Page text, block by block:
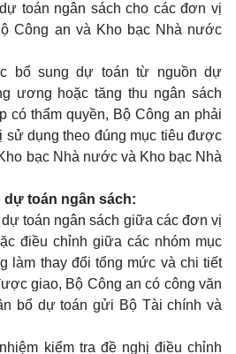
toán ngân sách cho các đơn vị
Công an và Kho bạc Nhà nước
bổ sung dự toán từ nguồn dự
ương hoặc tăng thu ngân sách
có thẩm quyền, Bộ Công an phải
sử dụng theo đúng mục tiêu được
bạc Nhà nước và Kho bạc Nhà
toán ngân sách:
toán ngân sách giữa các đơn vị
điều chỉnh giữa các nhóm mục
làm thay đổi tổng mức và chi tiết
giao, Bộ Công an có công văn
bổ dự toán gửi Bộ Tài chính và
kiểm tra đề nghị điều chỉnh